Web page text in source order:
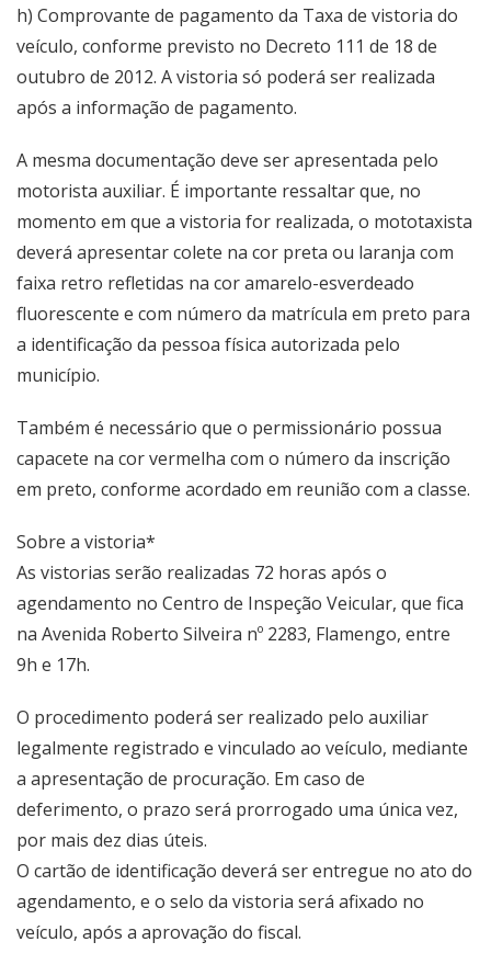
h) Comprovante de pagamento da Taxa de vistoria do
veículo, conforme previsto no Decreto 111 de 18 de
outubro de 2012. A vistoria só poderá ser realizada
após a informação de pagamento.
A mesma documentação deve ser apresentada pelo
motorista auxiliar. É importante ressaltar que, no
momento em que a vistoria for realizada, o mototaxista
deverá apresentar colete na cor preta ou laranja com
faixa retro refletidas na cor amarelo-esverdeado
fluorescente e com número da matrícula em preto para
a identificação da pessoa física autorizada pelo
município.
Também é necessário que o permissionário possua
capacete na cor vermelha com o número da inscrição
em preto, conforme acordado em reunião com a classe.
Sobre a vistoria*
As vistorias serão realizadas 72 horas após o
agendamento no Centro de Inspeção Veicular, que fica
na Avenida Roberto Silveira nº 2283, Flamengo, entre
9h e 17h.
O procedimento poderá ser realizado pelo auxiliar
legalmente registrado e vinculado ao veículo, mediante
a apresentação de procuração. Em caso de
deferimento, o prazo será prorrogado uma única vez,
por mais dez dias úteis.
O cartão de identificação deverá ser entregue no ato do
agendamento, e o selo da vistoria será afixado no
veículo, após a aprovação do fiscal.